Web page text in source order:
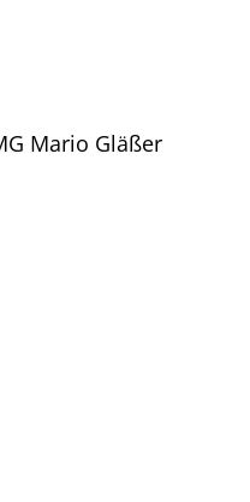
Mario Gläßer